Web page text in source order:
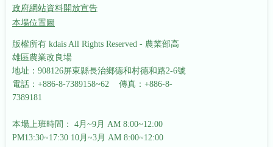
政府網站資料開放宣告
本場位置圖
版權所有 kdais All Rights Reserved - 農業部高
雄區農業改良場
地址：908126屏東縣長治鄉德和村德和路2-6號
電話：+886-8-7389158~62 傳真：+886-8-
7389181
本場上班時間： 4月~9月 AM 8:00~12:00
PM13:30~17:30 10月~3月 AM 8:00~12:00